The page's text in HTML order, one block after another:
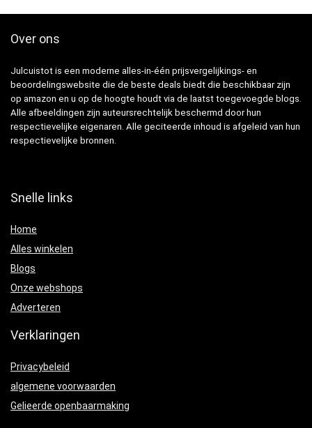
Over ons
Julcuistot is een moderne alles-in-één prijsvergelijkings- en
beoordelingswebsite die de beste deals biedt die beschikbaar zijn
op amazon en u op de hoogte houdt via de laatst toegevoegde blogs.
Alle afbeeldingen zijn auteursrechtelijk beschermd door hun
respectievelijke eigenaren. Alle geciteerde inhoud is afgeleid van hun
respectievelijke bronnen.
Snelle links
Home
Alles winkelen
Blogs
Onze webshops
Adverteren
Verklaringen
Privacybeleid
algemene voorwaarden
Gelieerde openbaarmaking